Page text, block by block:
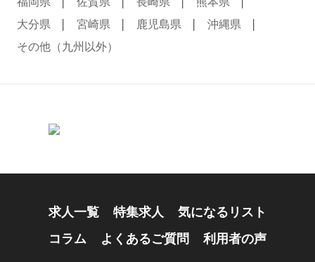
大分県
宮崎県 鹿児島県
沖縄県
その他（九州以外）
求人一覧 特集求人
気になるリスト
コラム
よくあるご質問 利用者の声